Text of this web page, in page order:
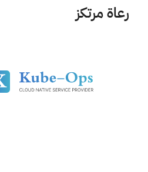
رعاة مرتكز